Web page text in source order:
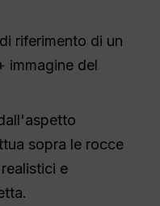
riferimento di un
immagine del
sopra le rocce
e